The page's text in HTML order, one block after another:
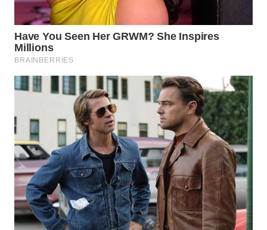
WN
KUNINGAN
WN
MAJALENGKA
SUBANG
WN
SUKABUMI
WN
PURWAKARTA